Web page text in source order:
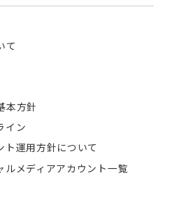
て
本方針
イン
ト運用方針について
ルメディアアカウント一覧